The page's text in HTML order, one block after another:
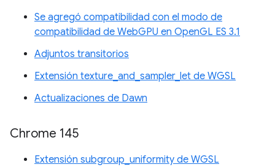
Se agregó compatibilidad con el modo de
compatibilidad de WebGPU en OpenGL ES 3.1
Adjuntos transitorios
Extensión texture_and_sampler_let de WGSL
Actualizaciones de Dawn
Chrome 145
Extensión subgroup_uniformity de WGSL